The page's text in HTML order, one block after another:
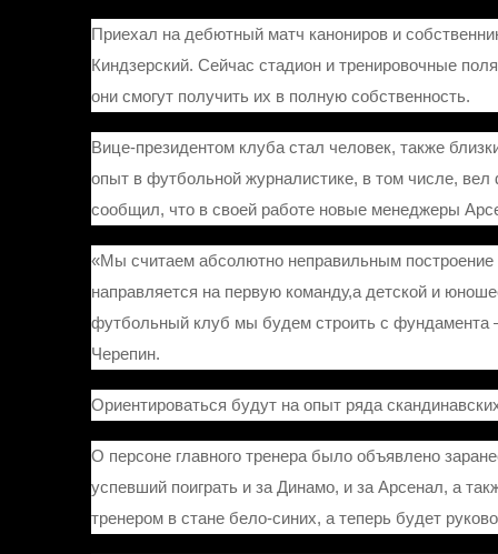
Приехал на дебютный матч канониров и
Киндзерский. Сейчас стадион и тренировочные
они смогут получить их в полную собственность.
Вице-президентом клуба стал человек, также
опыт в футбольной журналистике, в том числе,
сообщил, что в своей работе новые менеджеры
«Мы считаем абсолютно неправильным построение
направляется на первую команду,а детской и
футбольный клуб мы будем строить с фундамента
Черепин.
Ориентироваться будут на опыт ряда
О персоне главного тренера было объявлено
успевший поиграть и за Динамо, и за Арсенал, а
тренером в стане бело-синих, а теперь будет